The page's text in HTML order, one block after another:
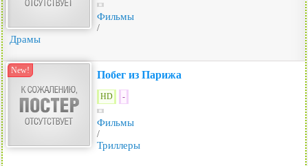
Фильмы
/
Драмы
New! Побег из Парижа
HD -
Фильмы
/
Триллеры